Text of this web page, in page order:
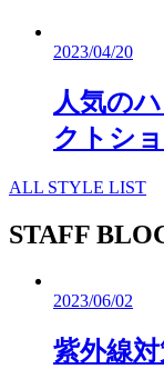
2023/04/20
人気の
クトシ
ALL STYLE LIST
STAFF
2023/06/02
紫外線